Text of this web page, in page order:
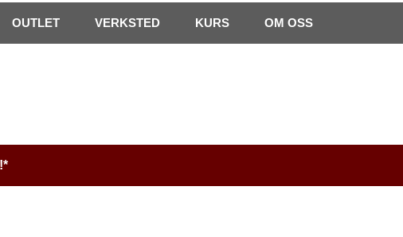
Min side Infosenter Favoritter
OUTLET VERKSTED KURS OM OSS